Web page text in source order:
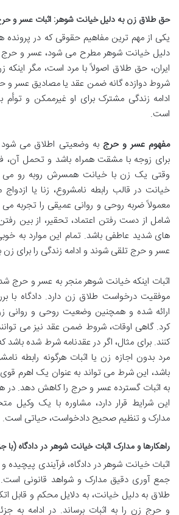
حق طلاق زن به دلیل خیانت شوهر: اثبات عسر و
یکی از مهم ترین مفاهیم حقوقی که در
دلیل خیانت شوهر مطرح می شود، عسر و حرج
ایران، حق طلاق اصولاً با مرد است، مگر اینکه
شروط دوازده گانه ضمن عقد یا مصادیق عسر و
ادامه زندگی مشترک برای او غیرممکن و
است.
مفهوم عسر و حرج به وضعیتی اطلاق می شود
برای زوجه با مشقت همراه باشد و تحمل آن،
وقتی یک زن با خیانت همسرش روبه رو می
خیانت در قالب رابطه نامشروع، زنا یا
معمولاً ضربه روحی و روانی عمیقی را تجربه
شامل از دست رفتن اعتماد، تحقیر، از بین
های شدید عاطفی باشد. تمام این موارد به
عسر و حرج تلقی شوند و ادامه زندگی را برای
اثبات اینکه خیانت شوهر منجر به عسر و
موفقیت درخواست طلاق زن دارد. دادگاه با
ارائه شده و همچنین وضعیت روحی و روانی
کرد. گاهی اوقات، شروط ضمن عقد نیز می
کنند. برای مثال، اگر در عقدنامه شرط شده
مرد بدون اجازه زن یا اثبات هرگونه رابطه
باشد، این شرط می تواند به عنوان یک اهرم
به اثبات گسترده عسر و حرج را کاهش دهد. در
این شرایط قرار دارد، مشاوره با یک
مدارک و تنظیم صحیح دادخواست، حیاتی است.
راهکارها و مدارک اثبات خیانت شوهر در دادگاه (با
اثبات خیانت شوهر در دادگاه، فرآیندی
جمع آوری دقیق مدارک و شواهد قانونی است.
طلاق به دلیل خیانت، به دلایل محکم و قابل
و حرج زن را به اثبات برساند. در ادامه به